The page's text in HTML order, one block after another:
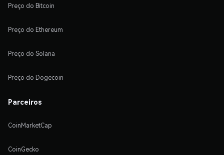
Preço do Bitcoin
Preço do Ethereum
Preço do Solana
Preço do Dogecoin
Parceiros
CoinMarketCap
CoinGecko